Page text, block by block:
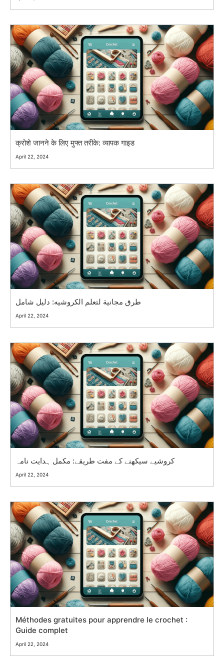
क्रोशे जानने के लिए मुफ्त तरीके: व्यापक गाइड
April 22, 2024
طرق مجانية لتعلم الكروشيه: دليل شامل
April 22, 2024
کروشیے سیکھنے کے مفت طریقے: مکمل ہدایت نامہ
April 22, 2024
Méthodes gratuites pour apprendre le crochet :
Guide complet
April 22, 2024